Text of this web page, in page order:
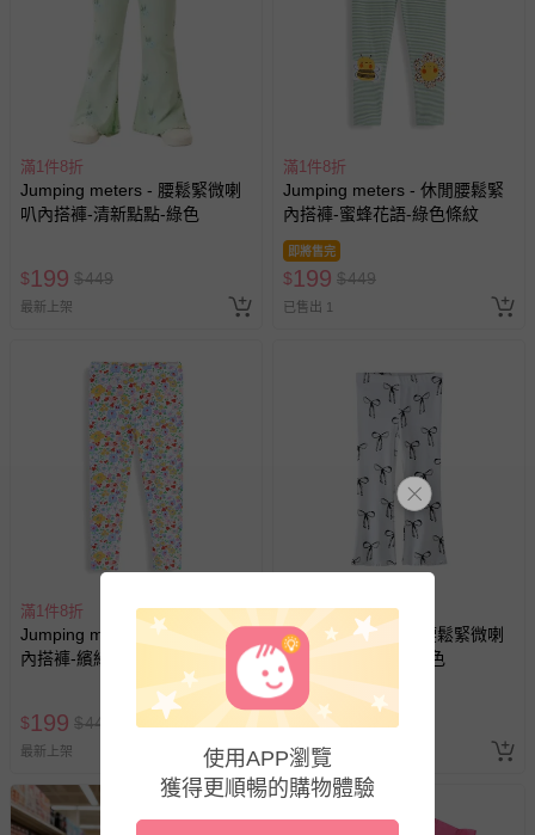
滿1件8折
Jumping meters - 腰鬆緊微喇
叭內搭褲-清新點點-綠色
$199 $449
最新上架
滿1件8折
Jumping meters - 休閒腰鬆緊
內搭褲-蜜蜂花語-綠色條紋
即將售完
$199 $449
已售出 1
滿1件8折
Jumping meters - 休閒腰鬆緊
內搭褲-繽紛碎花-白色
$199 $449
最新上架
滿1件8折
Jumping meters - 腰鬆緊微喇
叭內搭褲-蝴蝶結-白色
199
最新上架
使用APP瀏覽
獲得更順暢的購物體驗